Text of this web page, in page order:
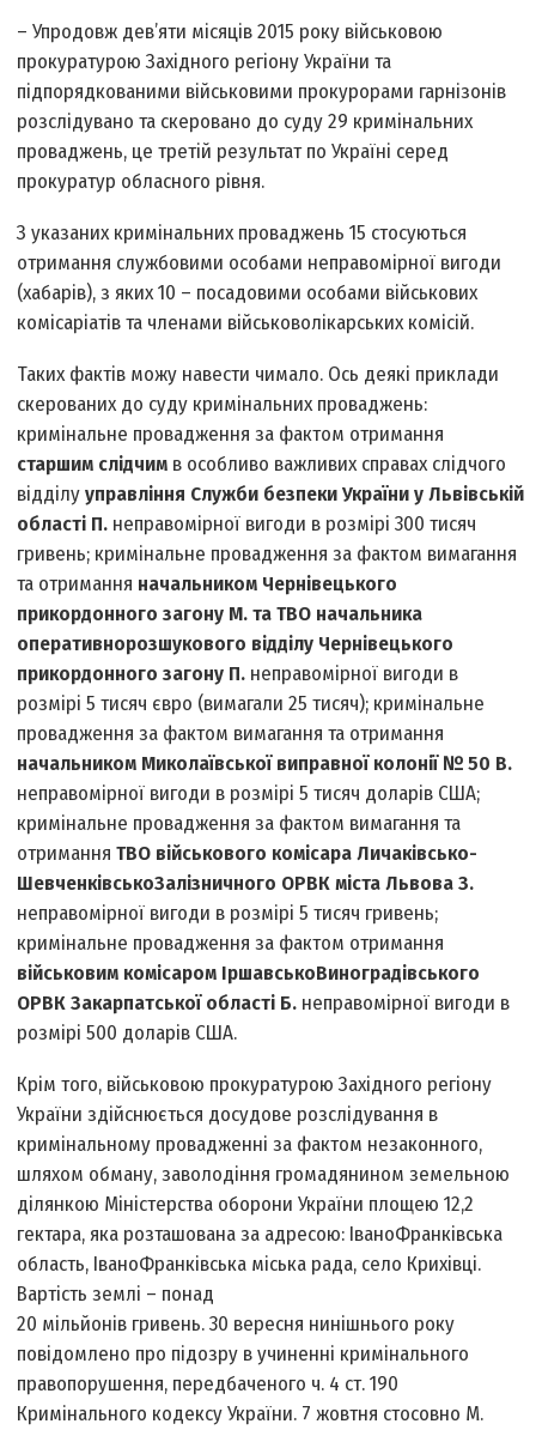
– Упродовж дев’яти місяців 2015 року військовою
прокуратурою Західного регіону України та
підпорядкованими військовими прокурорами гарнізонів
розслідувано та скеровано до суду 29 кримінальних
проваджень, це третій результат по Україні серед
прокуратур обласного рівня.
З указаних кримінальних проваджень 15 стосуються
отримання службовими особами неправомірної вигоди
(хабарів), з яких 10 – посадовими особами військових
комісаріатів та членами військово­лікарських комісій.
Таких фактів можу навести чимало. Ось деякі приклади
скерованих до суду кримінальних проваджень:
кримінальне провадження за фактом отримання
старшим слідчим в особливо важливих справах слідчого
відділууправління Служби безпеки України у Львівській
області П. неправомірної вигоди в розмірі 300 тисяч
гривень; кримінальне провадження за фактом вимагання
та отримання начальником Чернівецького
прикордонного загону М. та ТВО начальника
оперативно­розшукового відділу Чернівецького
прикордонного загону П. неправомірної вигоди в
розмірі 5 тисяч євро (вимагали 25 тисяч); кримінальне
провадження за фактом вимагання та отримання
начальником Миколаївської виправної колонії № 50 В.
неправомірної вигоди в розмірі 5 тисяч доларів США;
кримінальне провадження за фактом вимагання та
отриманняТВО військового комісара Личаківсько­
Шевченківсько­Залізничного ОРВК міста Львова З.
неправомірної вигоди в розмірі 5 тисяч гривень;
кримінальне провадження за фактом отримання
військовим комісаром Іршавсько­Виноградівського
ОРВК Закарпатської області Б. неправомірної вигоди в
розмірі 500 доларів США.
Крім того, військовою прокуратурою Західного регіону
України здійснюється досудове розслідування в
кримінальному провадженні за фактом незаконного,
шляхом обману, заволодіння громадянином земельною
ділянкою Міністерства оборони України площею 12,2
гектара, яка розташована за адресою: Івано­Франківська
область, Івано­Франківська міська рада, село Крихівці.
Вартість землі – понад
20 мільйонів гривень. 30 вересня нинішнього року
повідомлено про підозру в учиненні кримінального
правопорушення, передбаченого ч. 4 ст. 190
Кримінального кодексу України. 7 жовтня стосовно М.